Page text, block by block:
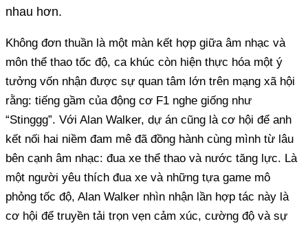
nhau hơn.
Không đơn thuần là một màn kết hợp giữa âm nhạc và
môn thể thao tốc độ, ca khúc còn hiện thực hóa một ý
tưởng vốn nhận được sự quan tâm lớn trên mạng xã hội
rằng: tiếng gầm của động cơ F1 nghe giống như
“Stinggg”. Với Alan Walker, dự án cũng là cơ hội để anh
kết nối hai niềm đam mê đã đồng hành cùng mình từ lâu
bên cạnh âm nhạc: đua xe thể thao và nước tăng lực. Là
một người yêu thích đua xe và những tựa game mô
phỏng tốc độ, Alan Walker nhìn nhận lần hợp tác này là
cơ hội để truyền tải trọn vẹn cảm xúc, cường độ và sự